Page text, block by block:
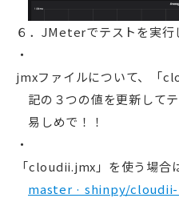
６．JMeterでテストを実行
jmxファイルについて、「
記の３つの値を更新して
易しめで！！
「cloudii.jmx」を使う場合
master · shinpy/